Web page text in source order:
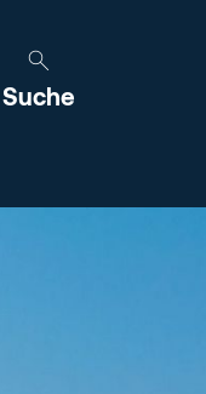
Suche